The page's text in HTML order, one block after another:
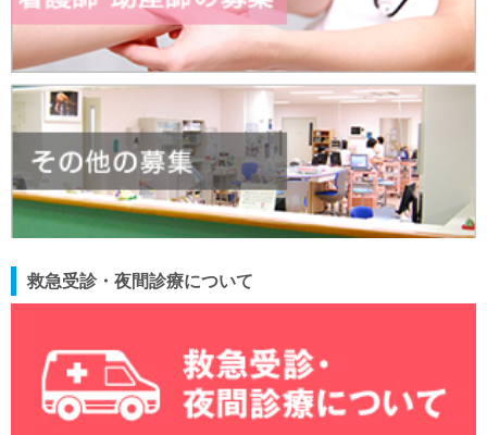
救急受診・夜間診療について